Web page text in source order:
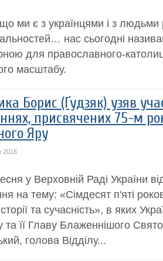
ми є з українцями і з людьми
нас сьогодні
для православного-
масштабу.
Борис (Ґудзяк) узяв
присвячених 75-м
Яру
2016
у Верховній Раді України
на тему: «Сімдесят п'яті
та сучасність», в яких
та її Главу Блаженнішого
голова Відділу...